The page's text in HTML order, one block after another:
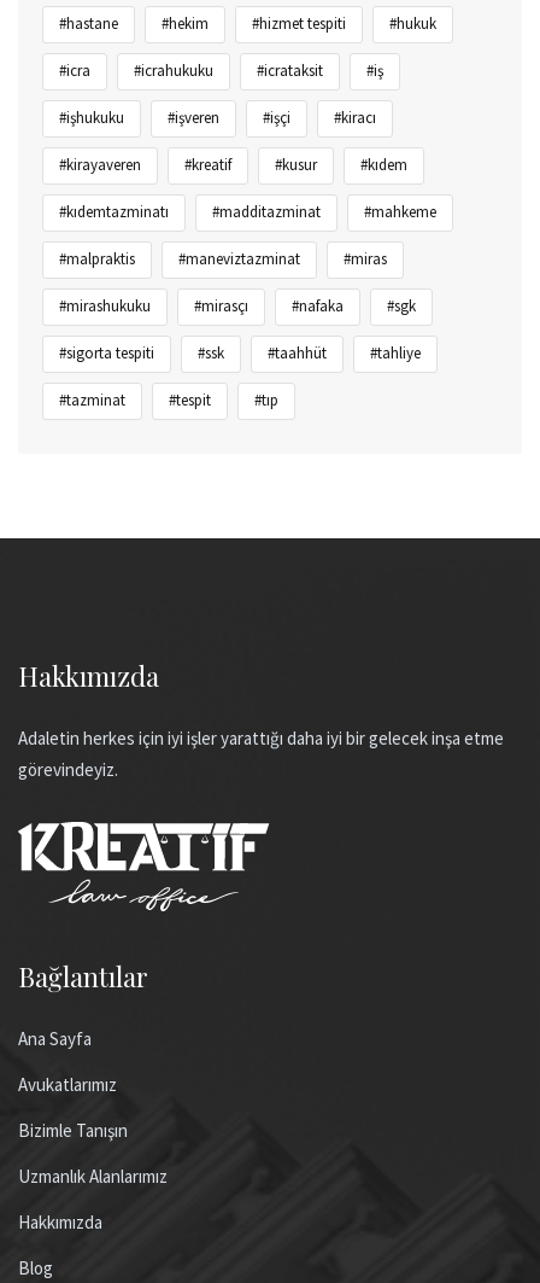
#hastane #hekim #hizmet tespiti #hukuk
#icra #icrahukuku #icrataksit #iş
#işhukuku #işveren #işçi #kiracı
#kirayaveren #kreatif #kusur #kıdem
#kıdemtazminatı #madditazminat #mahkeme
#malpraktis #maneviztazminat #miras
#mirashukuku #mirasçı #nafaka #sgk
#sigorta tespiti #ssk #taahhüt #tahliye
#tazminat #tespit #tıp
Hakkımızda
Adaletin herkes için iyi işler yarattığı daha iyi bir gelecek inşa etme
görevindeyiz.
Bağlantılar
Ana Sayfa
Avukatlarımız
Bizimle Tanışın
Uzmanlık Alanlarımız
Hakkımızda
Blog